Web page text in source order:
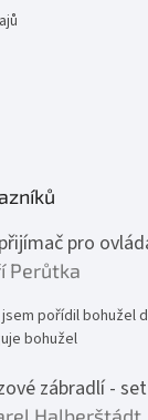
pro
produktu je 1 z 5
Perůtka
pořídil bohužel
bohužel